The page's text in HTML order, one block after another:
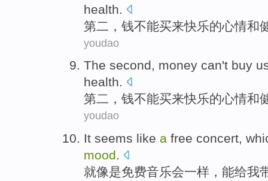
health
第二 ， 钱不能买来快乐的心情和
youdao
The second, money can't buy
health.
第二 ， 钱不能买来快乐的心情和
youdao
It seems like a free concert,
mood.
就像是免费音乐会一样 ， 能给我